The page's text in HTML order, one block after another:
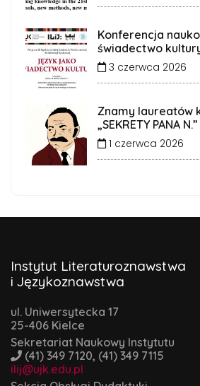
Konferencja
świadectwo
3 czerwca 2026
Znamy laureatów
„SEKRETY PANA
1 czerwca 2026
Instytut Literaturoznawstwa
i Językoznawstwa
ul. Uniwersytecka 17
25-406 Kielce
Sekretariat Naukowy Instytutu
(41) 349 7120, (41) 349 7115
ilij@ujk.edu.pl